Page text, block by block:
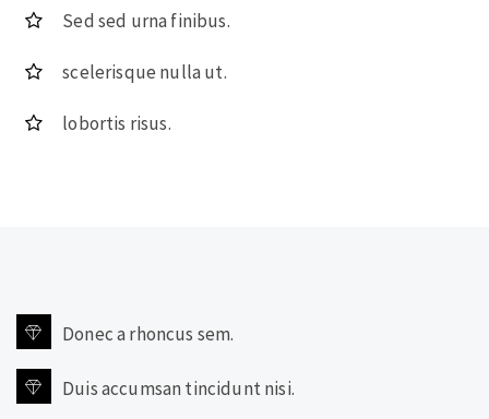
Sed sed urna finibus.
scelerisque nulla ut.
lobortis risus.
Donec a rhoncus sem.
Duis accumsan tincidunt nisi.